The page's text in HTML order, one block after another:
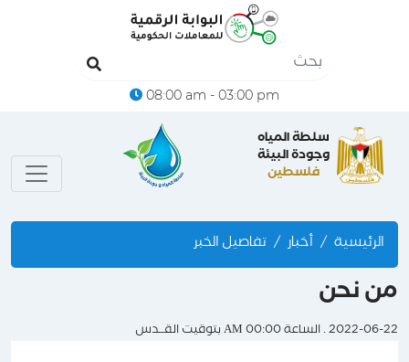
08:00 am - 03:00 pm
سلطة المياه
وجودة البيئة
فلسطين
الرئيسية أخبار تفاصيل الخبر
من نحن
2022-06-22 . الساعة 00:00 AM بتوقيت القــدس